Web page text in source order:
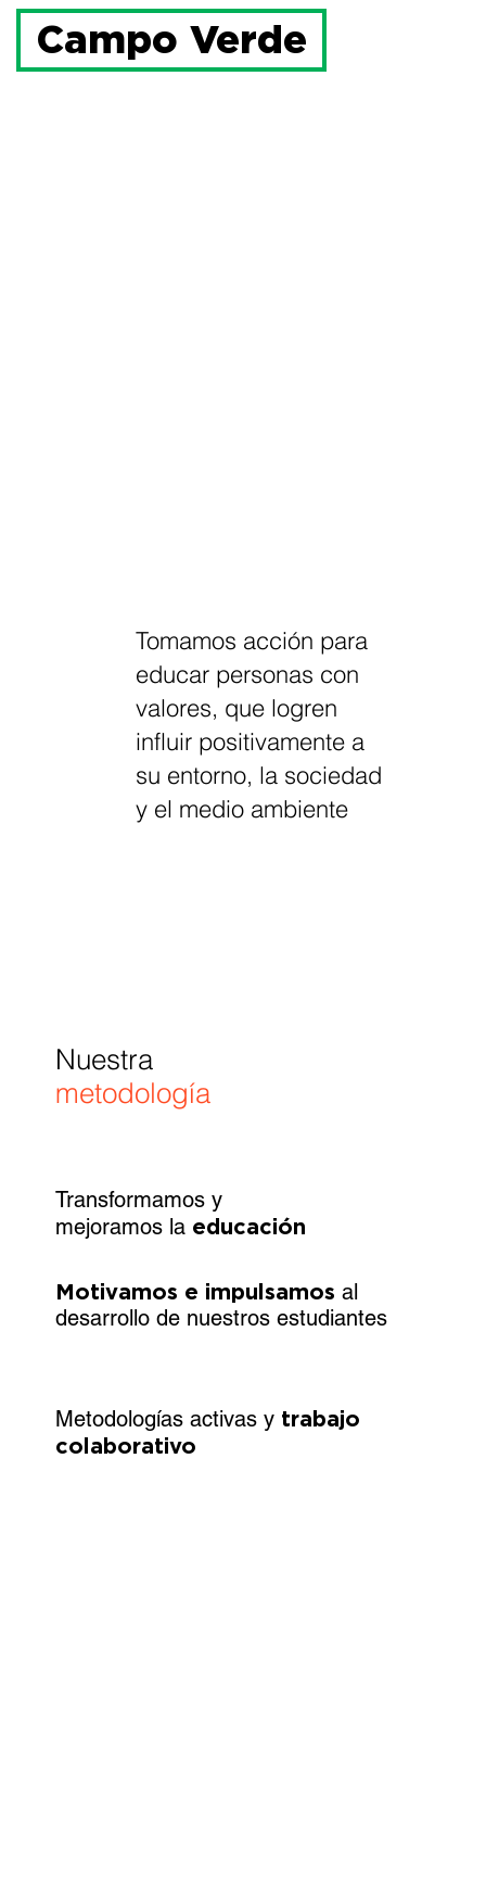
Campo Verde
Tomamos acción para
educar personas con
valores, que logren
influir positivamente a
su entorno, la sociedad
y el medio ambiente
Nuestra
metodología
Transformamos y
mejoramos la educación
Motivamos e impulsamos al
desarrollo de nuestros estudiantes
Metodologías activas ytrabajo
colaborativo